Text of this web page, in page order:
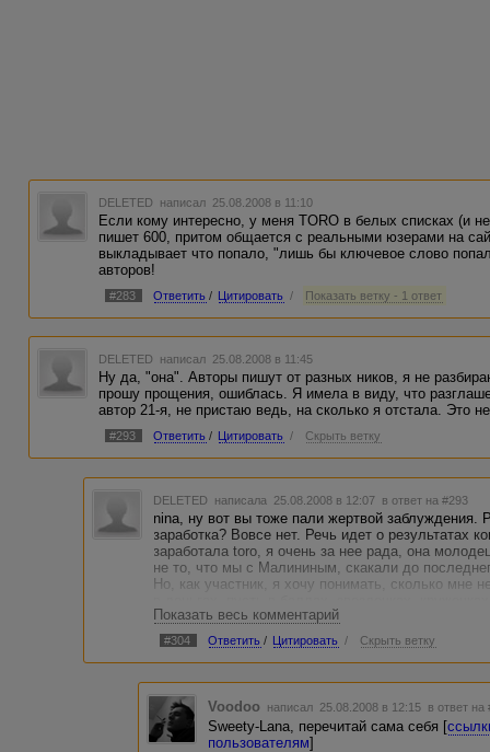
DELETED написал 25.08.2008 в 11:10
Если кому интересно, у меня TORO в белых списках (и
пишет 600, притом общается с реальными юзерами на
выкладывает что попало, "лишь бы ключевое слово
авторов!
#283 Ответить / Цитировать / Показать ветку - 1 ответ
DELETED написал 25.08.2008 в 11:45
Ну да, "она". Авторы пишут от разных ников, я не
прошу прощения, ошиблась. Я имела в виду, что
автор 21-я, не пристаю ведь, на сколько я отстала. Это
#293 Ответить / Цитировать / Скрыть ветку
DELETED написала 25.08.2008 в 12:07 в ответ на #293
nina, ну вот вы тоже пали жертвой заблуждения.
заработка? Вовсе нет. Речь идет о результатах
заработала toro, я очень за нее рада, она
не то, что мы с Малининым, скакали до
Но, как участник, я хочу понимать, сколько мне
Разве это криминал?
Показать весь комментарий
#304 Ответить / Цитировать / Скрыть ветку
Voodoo написал 25.08.2008 в 12:15 в ответ на
Sweety-Lana, перечитай сама себя [
пользователям]